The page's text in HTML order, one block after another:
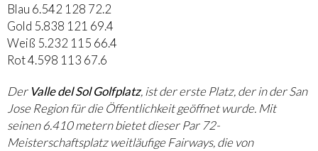
Blau 6.542 128 72.2
Gold 5.838 121 69.4
Weiß 5.232 115 66.4
Rot 4.598 113 67.6
Der Valle del Sol Golfplatz, ist der erste Platz, der in der San
Jose Region für die Öffentlichkeit geöffnet wurde. Mit
seinen 6.410 metern bietet dieser Par 72-
Meisterschaftsplatz weitläufige Fairways, die von